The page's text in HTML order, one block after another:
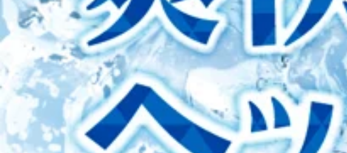
ケア♪マッサージとは違うボディケアで、お身体リフレッシュ♪ Re.Ra.Ku
店2F
ることが提唱されております。余談：箸の日に合わせて東京都千代田区永田
行われております。また、箸はかつて人と神様の関係をつなぐ役割を果たし
れています。また、2本揃っていないと意味がないことから、お互いに支え
は、結婚祝いや結婚記念日の贈り物にも人気です。Re.Ra.Kuでは、お疲れに
ひ一度、お越しになって、私達スタッフにお聞きください！沢山の方のご来
ジとは違うボディケアで、お身体リフレッシュ♪Re.Ra.Ku イトーヨーカドー
ご閲覧頂きありがとうございます！東武曳舟駅、京成曳舟駅からすぐ、
3015：00～19：30のお時間帯に空きがございます。是非お気軽にお越しくだ
約いただく際には変動が起きている場合もございますので、予めご了承く
食店のオープンや駅周辺の整備が進み、以前より街歩きを楽しむ方が増えて
きを楽しんだ後、* 足が重い* ふくらはぎがパンパン* 肩や首がこる* 腰が疲
がかかります。特に暑い季節は冷房の効いた室内と外気温の差で身体がこわ
がおすすめです。Re.Ra.Kuイトーヨーカドー曳舟店では、お身体の状態に合
帰りやお仕事帰りにも立ち寄りやすい立地なので、「少し疲れたな」という
しましょう。皆さまのご来店をスタッフ一同お待ちしております。 『肩甲
リフレッシュ♪ Re.Ra.Ku イトーヨーカドー曳舟店〈営業時間&gt;10時～21
2026.08.03
2026/8/1(土)～8/3(月)ご予約状況☆Re.Ra.Ku曳舟店☆
ご閲覧頂きありがとうございます！東武曳舟駅、京成曳舟駅からすぐ、
00、17：30～21：00までのお時間帯に空きがございます。2日(日)12：10～13
00～21：00までのお時間帯に空きがございます。ペアでご案内出来るお時
状況をもとにして掲載しております。ご予約いただく際には変動が起きて
ますね…。皆さんは暑さ対策はばっちりですか？？暑さ対策の基本は、こま
2026.07.31
2026/7/31(金)ご予約状況